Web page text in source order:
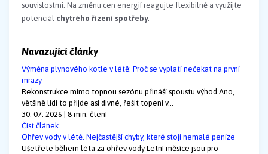
souvislostmi. Na změnu cen energií reagujte flexibilně a využijte
potenciál chytrého řízení spotřeby.
Navazující články
Výměna plynového kotle v létě: Proč se vyplatí nečekat na první
mrazy
Rekonstrukce mimo topnou sezónu přináší spoustu výhod Ano,
většině lidí to přijde asi divné, řešit topení v...
30. 07. 2026 | 8 min. čtení
Číst článek
Ohřev vody v létě. Nejčastější chyby, které stojí nemalé peníze
Ušetřete během léta za ohřev vody Letní měsíce jsou pro